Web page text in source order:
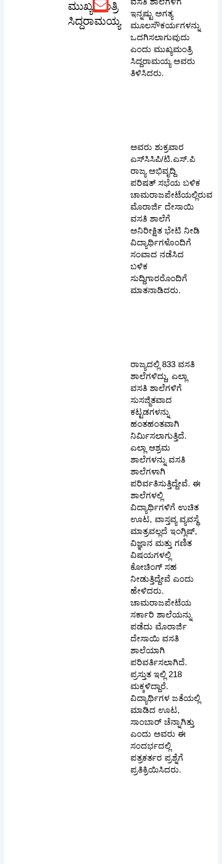
ಮುಖ್ಯಮಂತ್ರಿ
ಸಿದ್ದರಾಮಯ್ಯ
ಇನ್ನಷ್ಟು ಅಗತ್ಯ
ಮೂಲಸೌಕರ್ಯಗಳನ್ನು
ಒದಗಿಸಲಾಗುವುದು
ಎಂದು ಮುಖ್ಯಮಂತ್ರಿ
ಸಿದ್ದರಾಮಯ್ಯ ಅವರು
ತಿಳಿಸಿದರು.
ಅವರು ಶುಕ್ರವಾರ
ಎಸ್‌ಸಿಸಿಪಿ/ಟಿ.ಎಸ್.ಪಿ
ರಾಜ್ಯ ಅಭಿವೃದ್ದಿ
ಪರಿಷತ್‌ ಸಭೆಯ ಬಳಿಕ
ಚಾಮರಾಜಪೇಟೆಯಲ್ಲಿರುವ
ಮೊರಾರ್ಜಿ ದೇಸಾಯಿ
ವಸತಿ ಶಾಲೆಗೆ
ಅನಿರೀಕ್ಷಿತ ಭೇಟಿ ನೀಡಿ
ವಿದ್ಯಾರ್ಥಿಗಳೊಂದಿಗೆ
ಸಂವಾದ ನಡೆಸಿದ
ಬಳಿಕ
ಸುದ್ದಿಗಾರರೊಂದಿಗೆ
ಮಾತನಾಡಿದರು.
ರಾಜ್ಯದಲ್ಲಿ 833 ವಸತಿ
ಶಾಲೆಗಳಿದ್ದು, ಎಲ್ಲಾ
ವಸತಿ ಶಾಲೆಗಳಿಗೆ
ಸುಸಜ್ಜಿತವಾದ
ಕಟ್ಟಡಗಳನ್ನು
ಹಂತಹಂತವಾಗಿ
ನಿರ್ಮಿಸಲಾಗುತ್ತಿದೆ.
ಎಲ್ಲಾ ಆಶ್ರಮ
ಶಾಲೆಗಳನ್ನು ವಸತಿ
ಶಾಲೆಗಳಾಗಿ
ಪರಿರ್ವತಿಸುತ್ತಿದ್ದೇವೆ. ಈ
ಶಾಲೆಗಳಲ್ಲಿ
ವಿದ್ಯಾರ್ಥಿಗಳಿಗೆ ಉಚಿತ
ಊಟ, ವಾಸ್ತವ್ಯ ವ್ಯವಸ್ಥೆ
ಮಾತ್ರವಲ್ಲದೆ ಇಂಗ್ಲಿಷ್‌,
ವಿಜ್ಞಾನ ಮತ್ತು ಗಣಿತ
ವಿಷಯಗಳಲ್ಲಿ
ಕೋಚಿಂಗ್‌ ಸಹ
ನೀಡುತ್ತಿದ್ದೇವೆ ಎಂದು
ಹೇಳಿದರು.
ಚಾಮರಾಜಪೇಟೆಯ
ಸರ್ಕಾರಿ ಶಾಲೆಯನ್ನು
ಪಡೆದು ಮೊರಾರ್ಜಿ
ದೇಸಾಯಿ ವಸತಿ
ಶಾಲೆಯಾಗಿ
ಪರಿವರ್ತಿಸಲಾಗಿದೆ.
ಪ್ರಸ್ತುತ ಇಲ್ಲಿ 218
ಮಕ್ಕಳಿದ್ದಾರೆ.
ವಿದ್ಯಾರ್ಥಿಗಳ ಜತೆಯಲ್ಲಿ
ಮಾಡಿದ ಊಟ,
ಸಾಂಬಾರ್ ಚೆನ್ನಾಗಿತ್ತು‌
ಎಂದು ಅವರು ಈ
ಸಂದರ್ಭದಲ್ಲಿ
ಪತ್ರಕರ್ತರ ಪ್ರಶ್ನೆಗೆ
ಪ್ರತಿಕ್ರಿಯಿಸಿದರು.